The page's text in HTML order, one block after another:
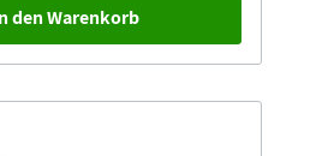
den Warenkorb